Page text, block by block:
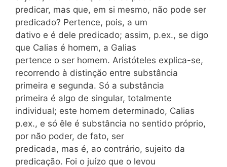
predicar, mas que, em si mesmo, não pode ser
predicado? Pertence, pois, a um
dativo e é dele predicado; assim, p.ex., se digo
que Calias é homem, a Galias
pertence o ser homem. Aristóteles explica-se,
recorrendo à distinção entre substância
primeira e segunda. Só a substância
primeira é algo de singular, totalmente
individual; este homem determinado, Calias
p.ex., e só êle é substância no sentido próprio,
por não poder, de fato, ser
predicada, mas é, ao contrário, sujeito da
predicação. Foi o juízo que o levou